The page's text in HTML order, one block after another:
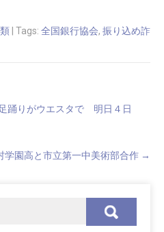
| Tags: 全国銀行協会, 振り込め詐
踊りがウエスタで 明日４日
園高と市立第一中美術部合作 →